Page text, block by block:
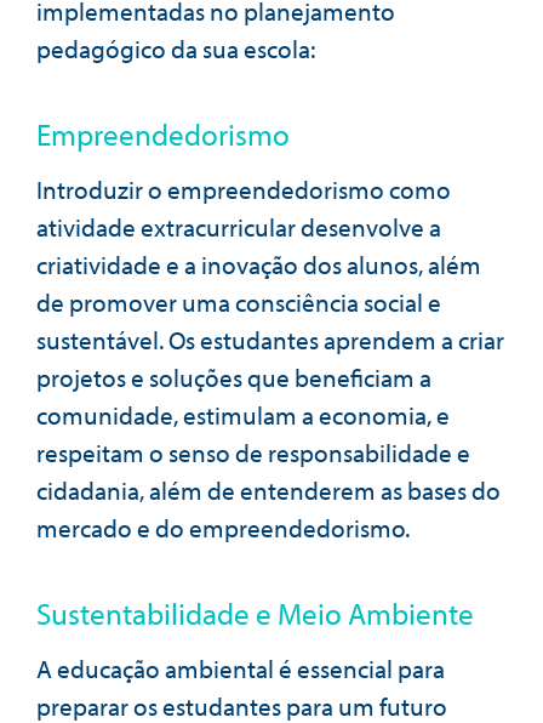
implementadas no planejamento
pedagógico da sua escola:
Empreendedorismo
Introduzir o empreendedorismo como
atividade extracurricular desenvolve a
criatividade e a inovação dos alunos, além
de promover uma consciência social e
sustentável. Os estudantes aprendem a criar
projetos e soluções que beneficiam a
comunidade, estimulam a economia, e
respeitam o senso de responsabilidade e
cidadania, além de entenderem as bases do
mercado e do empreendedorismo.
Sustentabilidade e Meio Ambiente
A educação ambiental é essencial para
preparar os estudantes para um futuro